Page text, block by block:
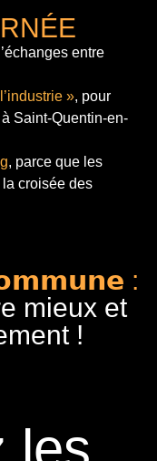
entre
», pour
Saint-Quentin-en-
, parce que les
croisée des
:
mieux et
!
les